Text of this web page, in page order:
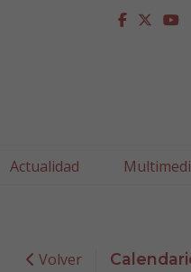
Actualidad
Volver